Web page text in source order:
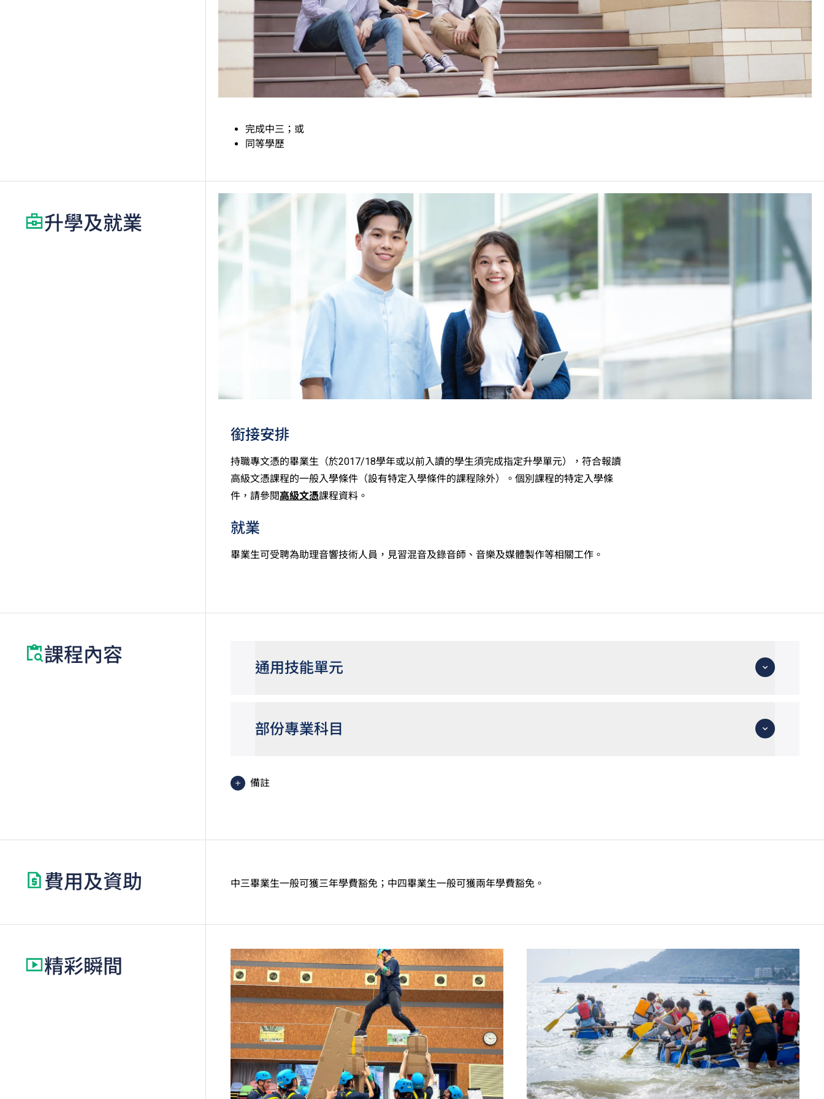
完成中三；或
同等學歷
升學及就業
銜接安排
持職專文憑的畢業生（於2017/18學年或以前入讀的學生須完成指定升學單元），符合報讀
高級文憑課程的一般入學條件（設有特定入學條件的課程除外）。個別課程的特定入學條
件，請參閱高級文憑課程資料。
就業
畢業生可受聘為助理音響技術人員，見習混音及錄音師、音樂及媒體製作等相關工作。
課程內容
通用技能單元
部份專業科目
備註
費用及資助 中三畢業生一般可獲三年學費豁免；中四畢業生一般可獲兩年學費豁免。
精彩瞬間